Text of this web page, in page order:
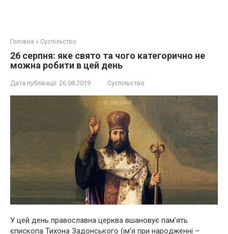
Головна » Суспільство
26 серпня: яке свято та чого категорично не
можна робити в цей день
Дата публікації: 26.08.2019 Суспільство
У цей день православна церква вшановує пам’ять
єпископа Тихона Задонського (ім’я при нapoдженні –